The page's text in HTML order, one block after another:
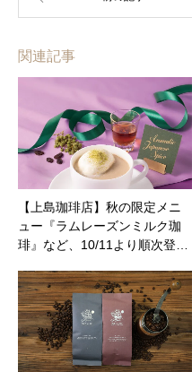
関連記事
【上島珈琲店】秋の限定メニ
ュー『ラムレーズンミルク珈
琲』など、10/11より順次登…